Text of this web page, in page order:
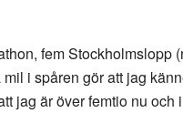
fem Stockholmslopp
i spåren gör att jag
jag är över femtio nu